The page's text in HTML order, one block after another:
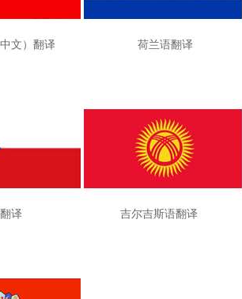
文）翻译 荷兰语翻译
译 吉尔吉斯语翻译